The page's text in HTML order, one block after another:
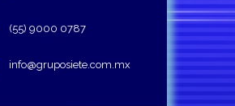
(55) 9000 0787
info@gruposiete.com.mx